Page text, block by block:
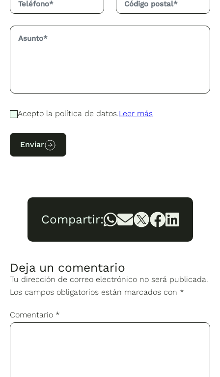
Acepto la política de datos.Leer más
Enviar
Compartir:
Deja un comentario
Tu dirección de correo electrónico no será publicada.
Los campos obligatorios están marcados con *
Comentario *